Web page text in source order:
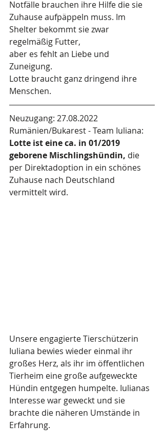
Notfälle brauchen ihre Hilfe die sie
Zuhause aufpäppeln muss. Im
Shelter bekommt sie zwar
regelmäßig Futter,
aber es fehlt an Liebe und
Zuneigung.
Lotte braucht ganz dringend ihre
Menschen.
Neuzugang: 27.08.2022
Rumänien/Bukarest - Team Iuliana:
Lotte ist eine ca. in 01/2019
geborene Mischlingshündin, die
per Direktadoption in ein schönes
Zuhause nach Deutschland
vermittelt wird.
Unsere engagierte Tierschützerin
Iuliana bewies wieder einmal ihr
großes Herz, als ihr im öffentlichen
Tierheim eine große aufgeweckte
Hündin entgegen humpelte. Iulianas
Interesse war geweckt und sie
brachte die näheren Umstände in
Erfahrung.